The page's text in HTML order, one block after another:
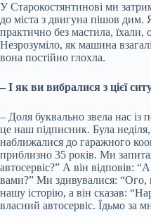
У Старокостянтинові ми
до міста з двигуна пішов
практично без мастила, їхали,
Незрозуміло, як машина
вона постійно глохла.
– І як ви вибралися з цієї
– Доля буквально звела нас
це наш підписник. Була
наближалися до гаражного
приблизно 35 років. Ми
автосервіс?” А він відповів:
вами?” Ми здивувалися:
нашу історію, а він сказав:
власний автосервіс. Їдьмо за